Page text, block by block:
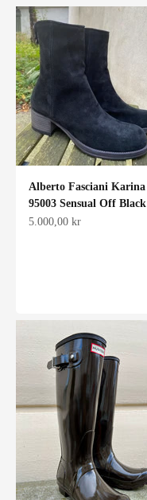
Alberto Fasciani Karina
95003 Sensual Off Black
Salgspris
5.000,00 kr